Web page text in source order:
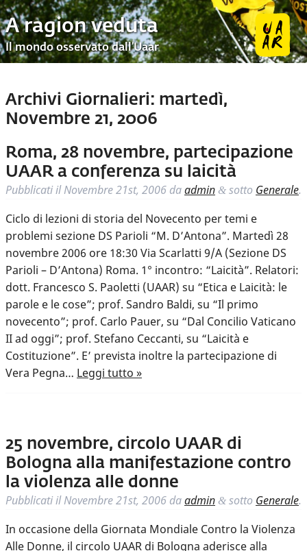
A ragion veduta
Il mondo osservato dall’Uaar
Archivi Giornalieri: martedì,
Novembre 21, 2006
Roma, 28 novembre, partecipazione
UAAR a conferenza su laicità
Pubblicati ilNovembre 21st, 2006 daadmin & sotto Generale.
Ciclo di lezioni di storia del Novecento per temi e
problemi sezione DS Parioli “M. D’Antona”. Martedì 28
novembre 2006 ore 18:30 Via Scarlatti 9/A (Sezione DS
Parioli – D’Antona) Roma. 1° incontro: “Laicità”. Relatori:
dott. Francesco S. Paoletti (UAAR) su “Etica e Laicità: le
parole e le cose”; prof. Sandro Baldi, su “Il primo
novecento”; prof. Carlo Pauer, su “Dal Concilio Vaticano
II ad oggi”; prof. Stefano Ceccanti, su “Laicità e
Costituzione”. E’ prevista inoltre la partecipazione di
Vera Pegna… Leggi tutto »
25 novembre, circolo UAAR di
Bologna alla manifestazione contro
la violenza alle donne
Pubblicati ilNovembre 21st, 2006 daadmin & sotto Generale.
In occasione della Giornata Mondiale Contro la Violenza
Alle Donne, il circolo UAAR di Bologna aderisce alla